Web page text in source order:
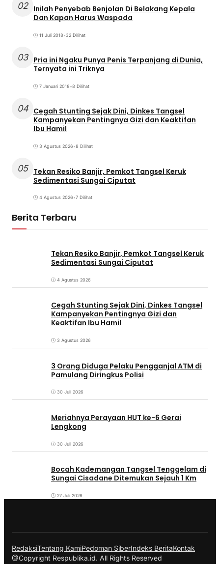
02 Inilah Penyebab Benjolan Di Belakang Kepala
Dan Kapan Harus Waspada
11 Juli 2018•32 Dilihat
03 Pria ini Ngaku Punya Penis Terpanjang di Dunia,
Ternyata ini Triknya
7 Januari 2018•8 Dilihat
04 Cegah Stunting Sejak Dini, Dinkes Tangsel
Kampanyekan Pentingnya Gizi dan Keaktifan
Ibu Hamil
3 Agustus 2026•8 Dilihat
05 Tekan Resiko Banjir, Pemkot Tangsel Keruk
Sedimentasi Sungai Ciputat
4 Agustus 2026•7 Dilihat
Berita Terbaru
Tekan Resiko Banjir, Pemkot Tangsel Keruk
Sedimentasi Sungai Ciputat
4 Agustus 2026
Cegah Stunting Sejak Dini, Dinkes Tangsel
Kampanyekan Pentingnya Gizi dan
Keaktifan Ibu Hamil
3 Agustus 2026
3 Orang Diduga Pelaku Pengganjal ATM di
Pamulang Diringkus Polisi
30 Juli 2026
Meriahnya Perayaan HUT ke-6 Gerai
Lengkong
30 Juli 2026
Bocah Kademangan Tangsel Tenggelam di
Sungai Cisadane Ditemukan Sejauh 1 Km
27 Juli 2026
RedaksiTentang KamiPedoman SiberIndeks BeritaKontak
@Copyright Respublika.id. All Rights Reserved